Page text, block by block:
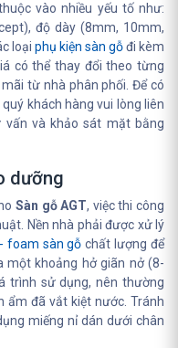
vào nhiều yếu tố như:
độ dày (8mm, 10mm,
loại phụ kiện sàn gỗđi kèm
có thể thay đổi theo từng
từ nhà phân phối. Để có
khách hàng vui lòng liên
vấn và khảo sát mặt bằng
dưỡng
Sàn gỗ AGT, việc thi công
Nền nhà phải được xử lý
foam sàn gỗ chất lượng để
một khoảng hở giãn nở (8-
trình sử dụng, nên thường
ẩm đã vắt kiệt nước. Tránh
miếng nỉ dán dưới chân